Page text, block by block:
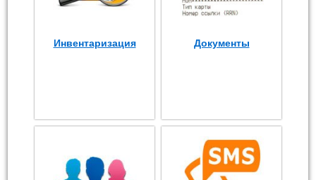
Инвентаризация Документы